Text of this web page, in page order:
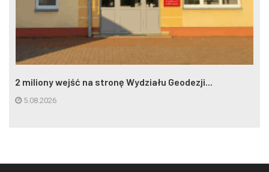
2 miliony wejść na stronę Wydziału Geodezji...
5.08.2026